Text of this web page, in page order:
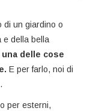
di un giardino o
e della bella
una delle cose
E per farlo, noi di
per esterni,